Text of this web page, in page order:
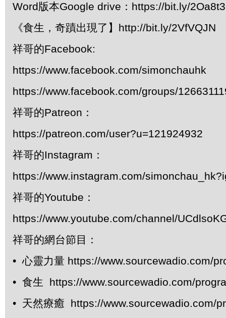
Word版本Google drive：https://bit.ly/
《食生，奇蹟出現了】http://bit.ly/2VfVQJN
祥哥的Facebook:
https://www.facebook.com/simonchauhk
https://www.facebook.com/groups/
祥哥的Patreon：
https://patreon.com/user?u=121924932
祥哥的Instagram：
https://www.instagram.com/
祥哥的Youtube：
https://www.youtube.com/channel/
祥哥的網台節目：
• 心靈力量 https://www.sourcewadio.com/
• 食生 https://www.sourcewadio.com/
• 天然療癒 https://www.sourcewadio.com/